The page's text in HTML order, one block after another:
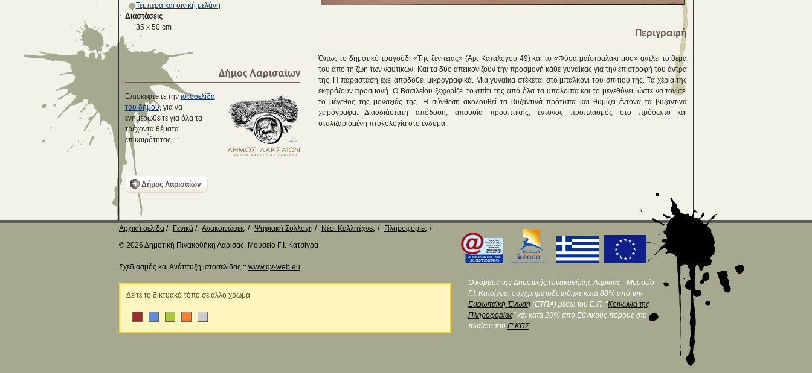
Τέμπερα και σινική μελάνη
Διαστάσεις
35 x 50 cm
Δήμος Λαρισαίων
Επισκεφτείτε την ιστοσελίδα
του δήμου, για να
ενημερωθείτε για όλα τα
τρέχοντα θέματα
επικαιρότητας.
Δήμος Λαρισαίων
Περιγραφή
Όπως το δημοτικό τραγούδι «Της ξενιτειάς» (Αρ. Καταλόγου 49) και το «Φύσα μαϊστραλάκι μου» αντλεί το θέμα
του από τη ζωή των ναυτικών. Και τα δύο απεικονίζουν την προσμονή κάθε γυναίκας για την επιστροφή του άντρα
της. Η παράσταση έχει αποδοθεί μικρογραφικά. Μια γυναίκα στέκεται στο μπαλκόνι του σπιτιού της. Τα χέρια της
εκφράζουν προσμονή. Ο Βασιλείου ξεχωρίζει το σπίτι της από όλα τα υπόλοιπα και το μεγεθύνει, ώστε να τονίσει
το μέγεθος της μοναξιάς της. Η σύνθεση ακολουθεί τα βυζαντινά πρότυπα και θυμίζει έντονα τα βυζαντινά
χειρόγραφα. Διασδιάστατη απόδοση, απουσία προοπτικής, έντονος προπλασμός στο πρόσωπο και
στυλιζαρισμένη πτυχολογία στο ένδυμα.
Αρχική σελίδα Γενικά Ανακοινώσεις Ψηφιακή Συλλογή Νέοι Καλλιτέχνες
Πληροφορίες
© 2026 Δημοτική Πινακοθήκη Λάρισας, Μουσείο Γ.Ι. Κατσίγρα
Σχεδιασμός και Ανάπτυξη ιστοσελίδας :: www.qv-web.eu
Δείτε το δικτυακό τόπο σε άλλο χρώμα
Ο κόμβος της Δημοτικής Πινακοθήκης Λάρισας - Μουσείο
Γ.Ι. Κατσίγρα, συγχρηματοδοτήθηκε κατά 80% από την
Ευρωπαϊκή Ένωση (ΕΤΠΑ) μέσω του Ε.Π. "Κοινωνία της
Πληροφορίας" και κατά 20% από Εθνικούς πόρους στο
πλαίσιο του Γ' ΚΠΣ.